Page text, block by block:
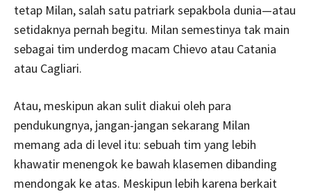
tetap Milan, salah satu patriark sepakbola dunia—atau
setidaknya pernah begitu. Milan semestinya tak main
sebagai tim underdog macam Chievo atau Catania
atau Cagliari.
Atau, meskipun akan sulit diakui oleh para
pendukungnya, jangan-jangan sekarang Milan
memang ada di level itu: sebuah tim yang lebih
khawatir menengok ke bawah klasemen dibanding
mendongak ke atas. Meskipun lebih karena berkait